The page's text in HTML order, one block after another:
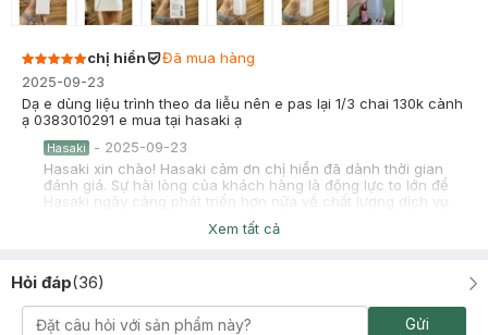
chị hiền
Đã mua hàng
2025-09-23
Dạ e dùng liệu trình theo da liễu nên e pas lại 1/3 chai 130k cành
ạ 0383010291 e mua tại hasaki ạ
Hasaki - 2025-09-23
Hasaki xin chào! Hasaki cảm ơn chị hiền đã dành thời gian
đánh giá. Sự hài lòng của khách hàng là động lực to lớn để
Hasaki ngày càng phát triển hơn nữa về chất lượng dịch vụ.
Cảm ơn bạn đã tin tưởng và mua sắm tại Hasaki!
2025-06-25
Hasaki -2025-06-25
Xem tất cả
Hỏi đáp(36)
Gửi